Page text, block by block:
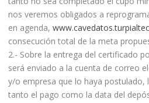
nos veremos obligados a
en agenda,
consecución total de la meta
2.- Sobre la entrega del certificado
será enviado a la cuenta de correo
y/o empresa que lo haya postulado,
tanto el pago como la data del